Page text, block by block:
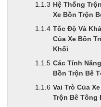
Hệ Thống
Xe Bồn Trộn
Tốc Độ Và
Của Xe Bồn
Khối
Các Tính
Bồn Trộn Bê
Vai Trò Của
Trộn Bê Tông